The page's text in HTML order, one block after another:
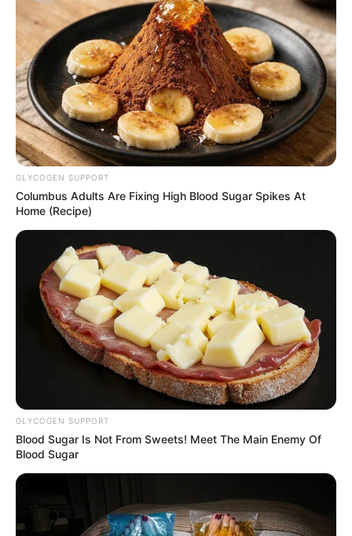
GLYCOGEN SUPPORT
Columbus Adults Are Fixing High Blood Sugar Spikes At
Home (Recipe)
GLYCOGEN SUPPORT
Blood Sugar Is Not From Sweets! Meet The Main Enemy Of
Blood Sugar